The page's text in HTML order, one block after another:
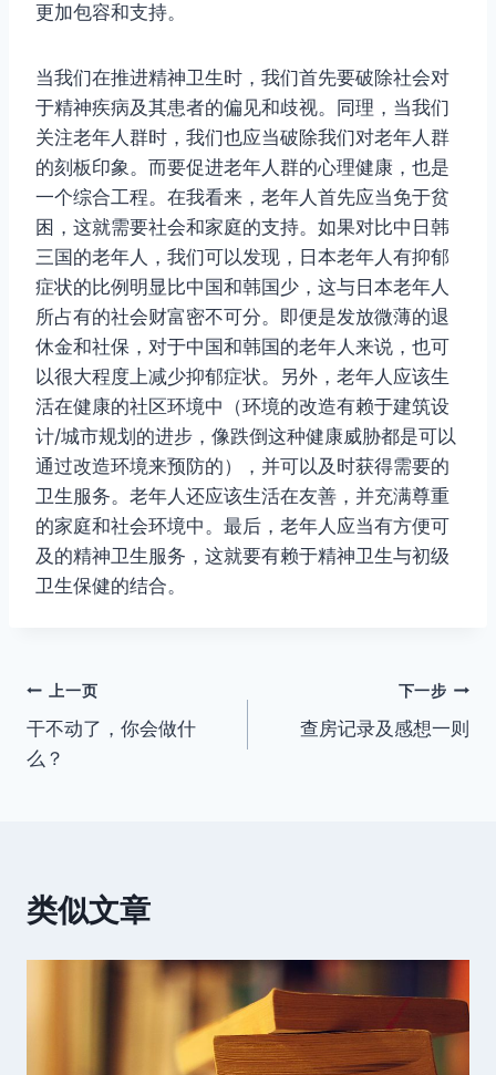
更加包容和支持。
当我们在推进精神卫生时，我们首先要破除社会对
于精神疾病及其患者的偏见和歧视。同理，当我们
关注老年人群时，我们也应当破除我们对老年人群
的刻板印象。而要促进老年人群的心理健康，也是
一个综合工程。在我看来，老年人首先应当免于贫
困，这就需要社会和家庭的支持。如果对比中日韩
三国的老年人，我们可以发现，日本老年人有抑郁
症状的比例明显比中国和韩国少，这与日本老年人
所占有的社会财富密不可分。即便是发放微薄的退
休金和社保，对于中国和韩国的老年人来说，也可
以很大程度上减少抑郁症状。另外，老年人应该生
活在健康的社区环境中（环境的改造有赖于建筑设
计/城市规划的进步，像跌倒这种健康威胁都是可以
通过改造环境来预防的），并可以及时获得需要的
卫生服务。老年人还应该生活在友善，并充满尊重
的家庭和社会环境中。最后，老年人应当有方便可
及的精神卫生服务，这就要有赖于精神卫生与初级
卫生保健的结合。
文
章
上一页
干不动了，你会做什
么？
下一步
查房记录及感想一则
类似文章